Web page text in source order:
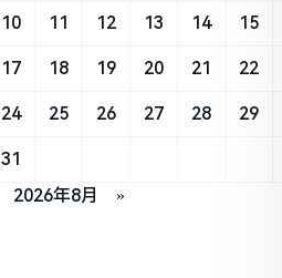
2026年8月 »
10 11 12 13 14 15
17 18 19 20 21 22
24 25 26 27 28 29
31